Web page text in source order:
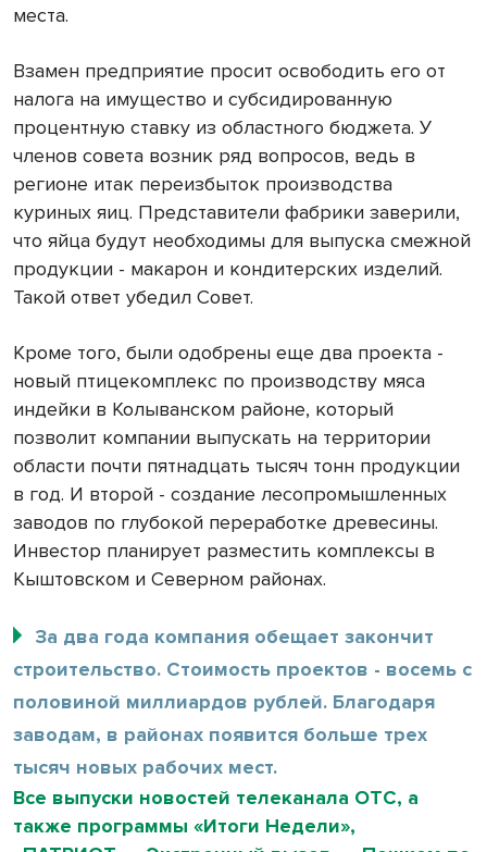
места.
Взамен предприятие просит освободить его от
налога на имущество и субсидированную
процентную ставку из областного бюджета. У
членов совета возник ряд вопросов, ведь в
регионе итак переизбыток производства
куриных яиц. Представители фабрики заверили,
что яйца будут необходимы для выпуска смежной
продукции - макарон и кондитерских изделий.
Такой ответ убедил Совет.
Кроме того, были одобрены еще два проекта -
новый птицекомплекс по производству мяса
индейки в Колыванском районе, который
позволит компании выпускать на территории
области почти пятнадцать тысяч тонн продукции
в год. И второй - создание лесопромышленных
заводов по глубокой переработке древесины.
Инвестор планирует разместить комплексы в
Кыштовском и Северном районах.
За два года компания обещает закончит
строительство. Стоимость проектов - восемь с
половиной миллиардов рублей. Благодаря
заводам, в районах появится больше трех
тысяч новых рабочих мест.
Все выпуски новостей телеканала ОТС, а
также программы «Итоги Недели»,